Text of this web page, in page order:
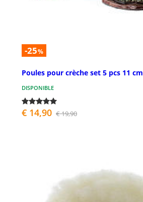
-25%
Poules pour crèche set 5 pcs 11 cm
DISPONIBLE
€ 14,90 € 19,90